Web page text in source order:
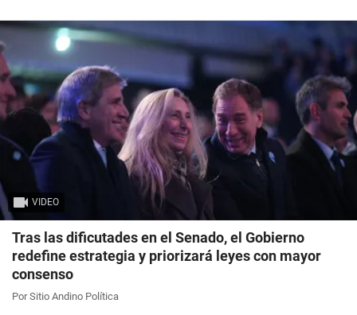
VIDEO
Tras las dificutades en el Senado, el Gobierno
redefine estrategia y priorizará leyes con mayor
consenso
Por Sitio Andino Política